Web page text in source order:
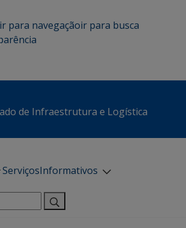
ir para navegaçãoir para busca
de Infraestrutura e Logística
ServiçosInformativos